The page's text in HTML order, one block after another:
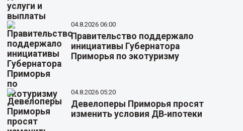
04.8.2026 06:00
Правительство поддержало
инициативы Губернатора
Приморья по экотуризму
04.8.2026 05:20
Девелоперы Приморья просят
изменить условия ДВ‑ипотеки